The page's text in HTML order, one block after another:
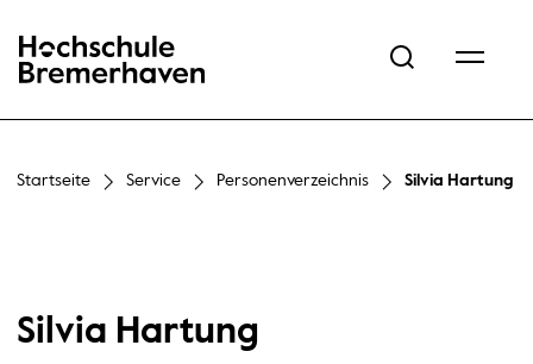
Hochschule Bremerhaven
Startseite Service Personenverzeichnis Silvia Hartung
Silvia Hartung